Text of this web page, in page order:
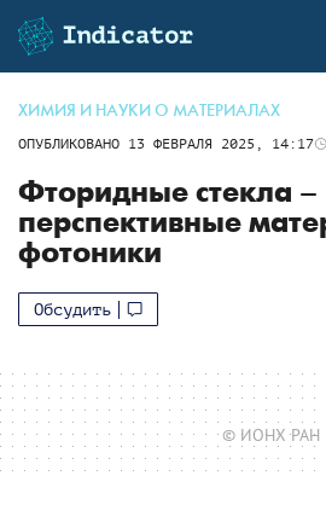
ХИМИЯ И НАУКИ О МАТЕРИАЛАХ
ОПУБЛИКОВАНО 13 ФЕВРАЛЯ 2025, 14:17
Фторидные стекла –
перспективные
фотоники
Обсудить
© ИОНХ РАН